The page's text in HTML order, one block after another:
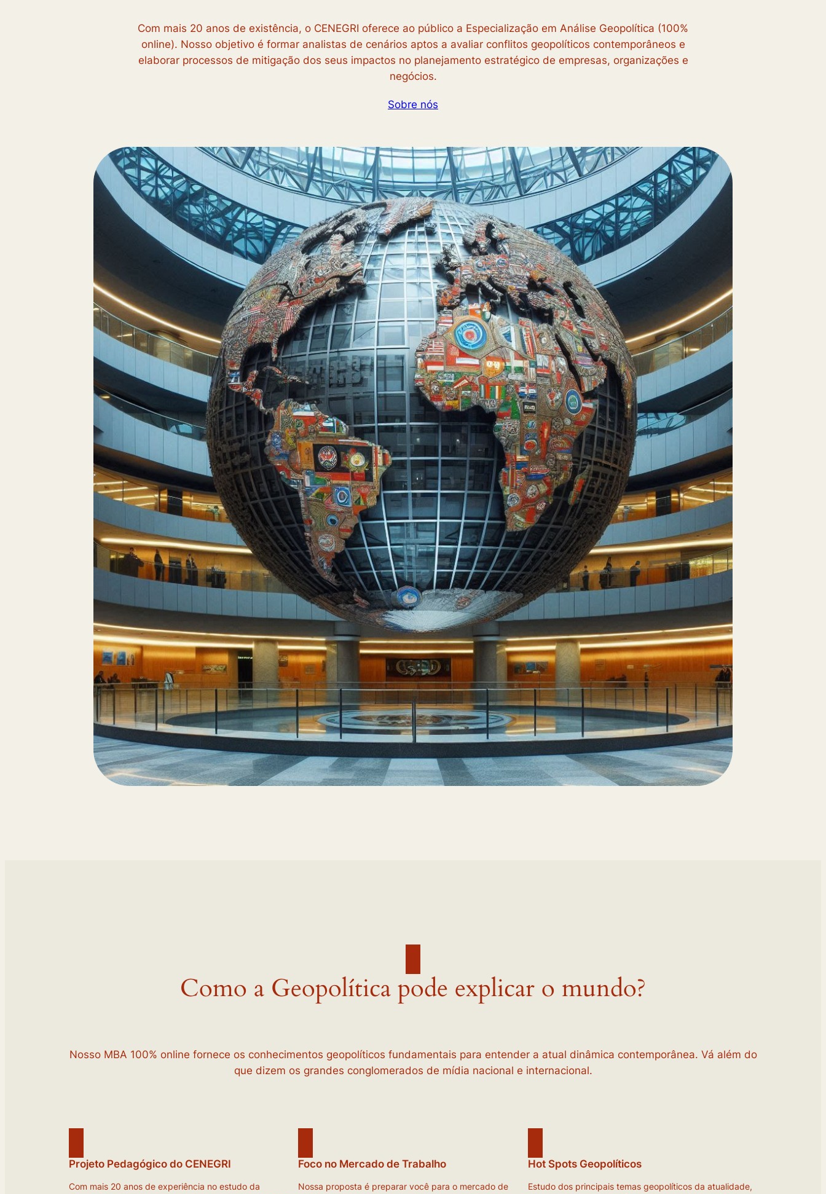
Com mais 20 anos de existência, o CENEGRI oferece ao público a Especialização em Análise Geopolítica (100%
online). Nosso objetivo é formar analistas de cenários aptos a avaliar conflitos geopolíticos contemporâneos e
elaborar processos de mitigação dos seus impactos no planejamento estratégico de empresas, organizações e
negócios.
Sobre nós
Como a Geopolítica pode explicar o mundo?
Nosso MBA 100% online fornece os conhecimentos geopolíticos fundamentais para entender a atual dinâmica contemporânea. Vá além do
que dizem os grandes conglomerados de mídia nacional e internacional.
Projeto Pedagógico do CENEGRI
Com mais 20 anos de experiência no estudo da
Foco no Mercado de Trabalho
Nossa proposta é preparar você para o mercado de
Hot Spots Geopolíticos
Estudo dos principais temas geopolíticos da atualidade,